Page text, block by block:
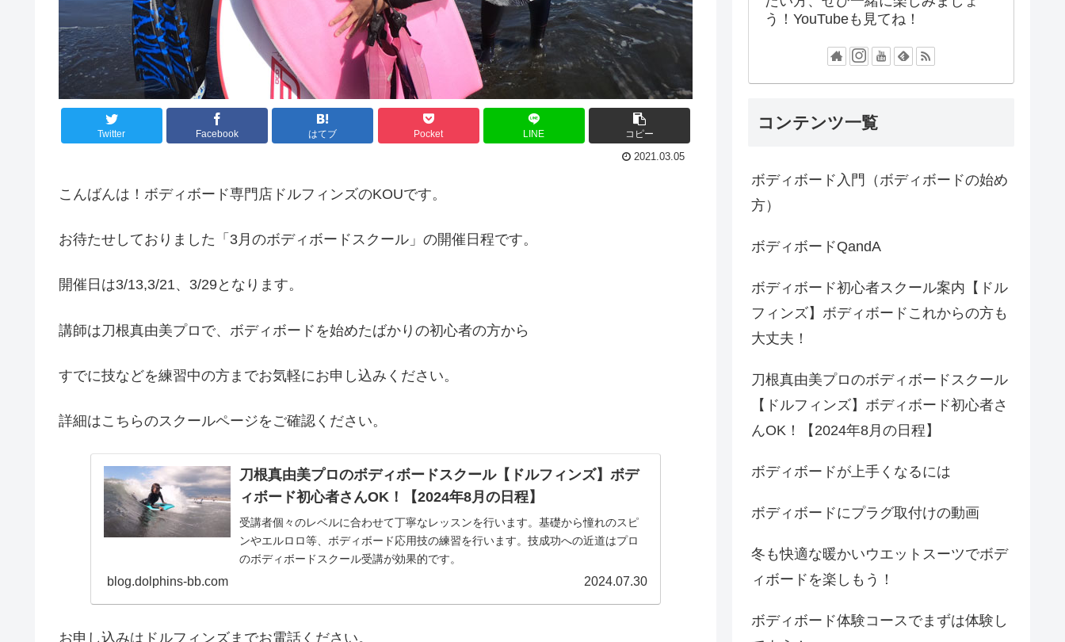
Twitter Facebook はてブ Pocket LINE コピー
2021.03.05
こんばんは！ボディボード専門店ドルフィンズのKOUです。
お待たせしておりました「3月のボディボードスクール」の開催日程です。
開催日は3/13,3/21、3/29となります。
講師は刀根真由美プロで、ボディボードを始めたばかりの初心者の方から
すでに技などを練習中の方までお気軽にお申し込みください。
詳細はこちらのスクールページをご確認ください。
刀根真由美プロのボディボードスクール【ドルフィンズ】ボデ
ィボード初心者さんOK！【2024年8月の日程】
受講者個々のレベルに合わせて丁寧なレッスンを行います。基礎から憧れのスピ
ンやエルロロ等、ボディボード応用技の練習を行います。技成功への近道はプロ
のボディボードスクール受講が効果的です。
blog.dolphins-bb.com 2024.07.30
お申し込みはドルフィンズまでお電話ください。
う！YouTubeも見てね！
コンテンツ一覧
ボディボード入門（ボディボードの始め
方）
ボディボードQandA
ボディボード初心者スクール案内【ドル
フィンズ】ボディボードこれからの方も
大丈夫！
刀根真由美プロのボディボードスクール
【ドルフィンズ】ボディボード初心者さ
んOK！【2024年8月の日程】
ボディボードが上手くなるには
ボディボードにプラグ取付けの動画
冬も快適な暖かいウエットスーツでボデ
ィボードを楽しもう！
ボディボード体験コースでまずは体験し